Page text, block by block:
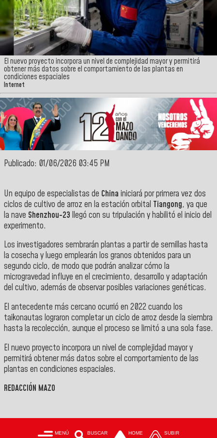
El nuevo proyecto incorpora un nivel de complejidad mayor y permitirá
obtener más datos sobre el comportamiento de las plantas en
condiciones espaciales
Internet
Publicado: 01/06/2026 03:45 PM
Un equipo de especialistas de China iniciará por primera vez dos
ciclos de cultivo de arroz en la estación orbital Tiangong, ya que
la nave Shenzhou-23 llegó con su tripulación y habilitó el inicio del
experimento.
Los investigadores sembrarán plantas a partir de semillas hasta
la cosecha y luego emplearán los granos obtenidos para un
segundo ciclo, de modo que podrán analizar cómo la
microgravedad influye en el crecimiento, desarrollo y adaptación
del cultivo, además de observar posibles variaciones genéticas.
El antecedente más cercano ocurrió en 2022 cuando los
taikonautas lograron completar un ciclo de arroz desde la siembra
hasta la recolección, aunque el proceso se limitó a una sola fase.
El nuevo proyecto incorpora un nivel de complejidad mayor y
permitirá obtener más datos sobre el comportamiento de las
plantas en condiciones espaciales.
REDACCIÓN MAZO
MENÚ BUSCAR HOME SUBIR